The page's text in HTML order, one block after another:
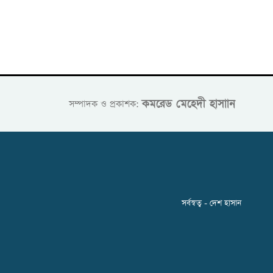
সম্পাদক ও প্রকাশক:কমরেড মেহেদী হাসাান
সর্বস্বত্ব - দেশ হাসান